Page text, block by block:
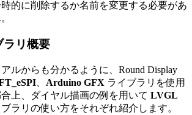
的に削除するか名前を変更する必要があ
リ概要
ルからも分かるように、Round Display
Arduino GFX ライブラリを使用
上、ダイヤル描画の例を用いて LVGL
ラリの使い方をそれぞれ紹介します。